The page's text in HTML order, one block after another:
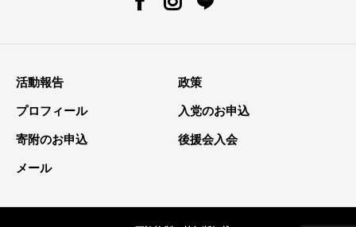
活動報告 政策
プロフィール 入党のお申込
寄附のお申込 後援会入会
メール